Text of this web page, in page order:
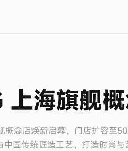
上海旗舰
概念店焕新启幕，门店扩容至
中国传统匠造工艺，打造时尚与